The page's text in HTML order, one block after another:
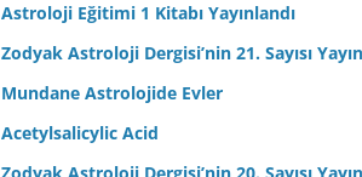
Astroloji Eğitimi 1 Kitabı Yayınlandı
Zodyak Astroloji Dergisi’nin 21. Sayısı
Mundane Astrolojide Evler
Acetylsalicylic Acid